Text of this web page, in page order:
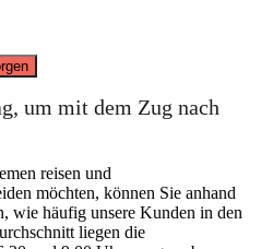
um mit dem Zug nach
reisen und
möchten, können Sie anhand
wie häufig unsere Kunden in den
liegen die